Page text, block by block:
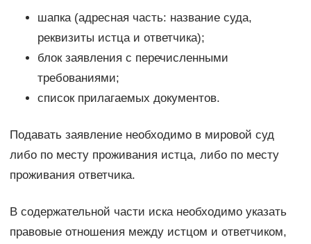
шапка (адресная часть: название суда,
реквизиты истца и ответчика);
блок заявления с перечисленными
требованиями;
список прилагаемых документов.
Подавать заявление необходимо в мировой суд
либо по месту проживания истца, либо по месту
проживания ответчика.
В содержательной части иска необходимо указать
правовые отношения между истцом и ответчиком,